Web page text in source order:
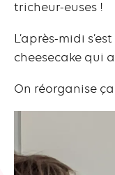
tricheur-euses !
L’après-midi
cheesecake qui
On réorganise